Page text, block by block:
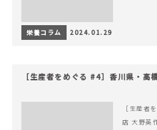
栄養コラム 2024.01.29
［生産者をめぐる #4］香川県・高
［生産者
店 大野英